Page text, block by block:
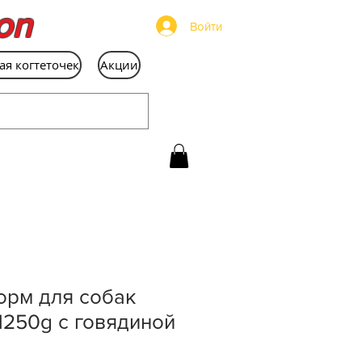
Войти
когтеточек Акции
для собак
с говядиной